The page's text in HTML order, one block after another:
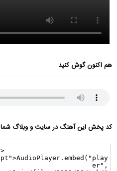
هم اکنون گوش کنید
کد پخش این آهنگ در سایت و وبلاگ شما